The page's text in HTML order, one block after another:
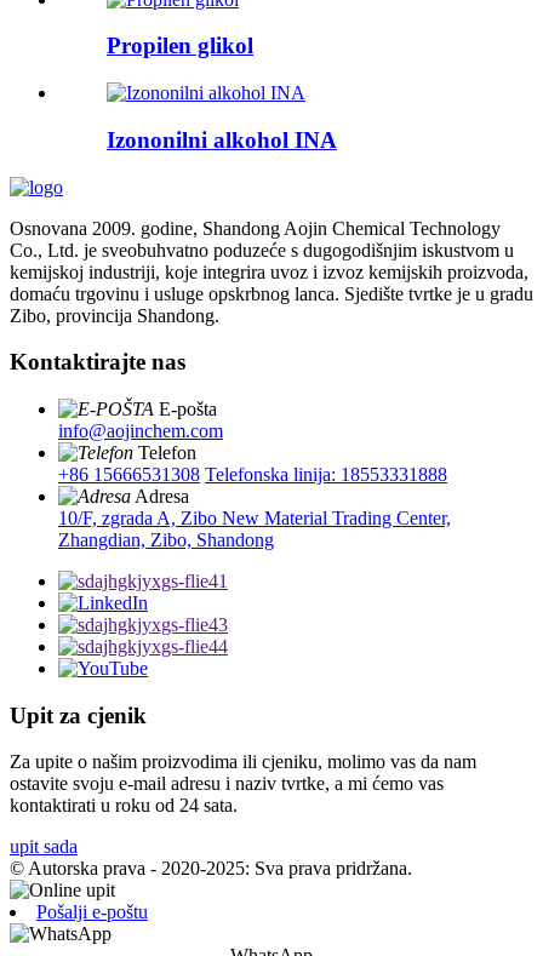
Propilen glikol
Izononilni alkohol INA
Osnovana 2009. godine, Shandong Aojin Chemical Technology
Co., Ltd. je sveobuhvatno poduzeće s dugogodišnjim iskustvom u
kemijskoj industriji, koje integrira uvoz i izvoz kemijskih proizvoda,
domaću trgovinu i usluge opskrbnog lanca. Sjedište tvrtke je u gradu
Zibo, provincija Shandong.
Kontaktirajte nas
E-pošta
info@aojinchem.com
Telefon
+86 15666531308 Telefonska linija: 18553331888
Adresa
10/F, zgrada A, Zibo New Material Trading Center,
Zhangdian, Zibo, Shandong
Upit za cjenik
Za upite o našim proizvodima ili cjeniku, molimo vas da nam
ostavite svoju e-mail adresu i naziv tvrtke, a mi ćemo vas
kontaktirati u roku od 24 sata.
upit sada
© Autorska prava - 2020-2025: Sva prava pridržana.
Pošalji e-poštu